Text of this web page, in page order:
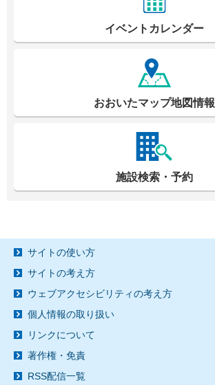
イベントカレンダー
おおいたマップ地図情報
施設検索・予約
サイトの使い方
サイトの考え方
ウェブアクセシビリティの考え方
個人情報の取り扱い
リンクについて
著作権・免責
RSS配信一覧